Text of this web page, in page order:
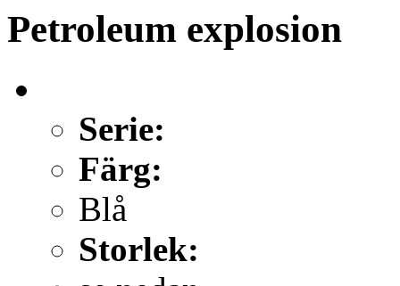
Petroleum explosion
Serie:
Färg:
Blå
Storlek: